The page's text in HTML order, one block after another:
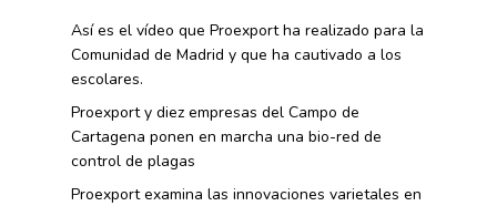
Así es el vídeo que Proexport ha realizado para la
Comunidad de Madrid y que ha cautivado a los
escolares.
Proexport y diez empresas del Campo de
Cartagena ponen en marcha una bio-red de
control de plagas
Proexport examina las innovaciones varietales en